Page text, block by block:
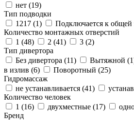
нет (19)
Тип подводки
1217 (1) Подключается к общей
Количество монтажных отверстий
1 (48) 2 (41) 3 (2)
Тип дивертора
Без дивертора (11) Вытяжной (1
в излив (6) Поворотный (25)
Гидромассаж
не устанавливается (41)
Количество человек
1 (16) двухместные (17)
Бренд